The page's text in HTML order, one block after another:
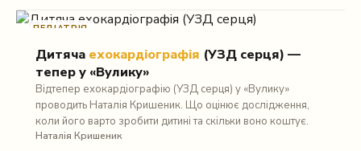
ПЕДІАТРІЯ
Дитяча ехокардіографія (УЗД серця) —
тепер у «Вулику»
Відтепер ехокардіографію (УЗД серця) у «Вулику»
проводить Наталія Кришеник. Що оцінює дослідження,
коли його варто зробити дитині та скільки воно коштує.
Наталія Кришеник